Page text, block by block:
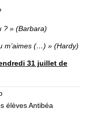
? » (Barbara)
m’aimes (…) » (Hardy)
31 juillet de
élèves Antibéa